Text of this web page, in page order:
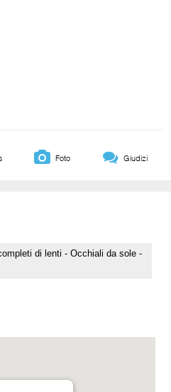
Foto Giudizi
di lenti - Occhiali da sole -